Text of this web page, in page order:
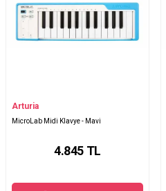
Arturia
MicroLab Midi Klavye - Mavi
4.845 TL